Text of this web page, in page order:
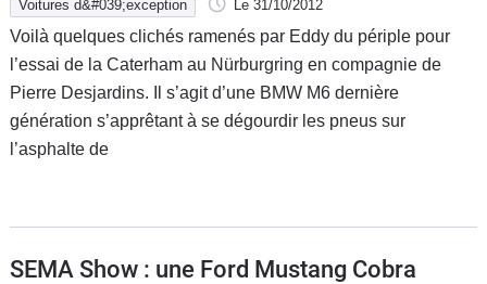
Voitures d&#039;exception Le 31/10/2012
Voilà quelques clichés ramenés par Eddy du périple pour
l’essai de la Caterham au Nürburgring en compagnie de
Pierre Desjardins. Il s’agit d’une BMW M6 dernière
génération s’apprêtant à se dégourdir les pneus sur
l’asphalte de
SEMA Show : une Ford Mustang Cobra